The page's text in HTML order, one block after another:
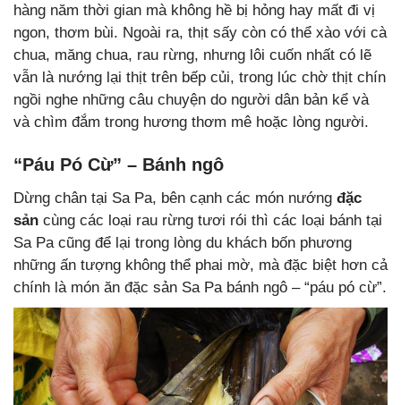
hàng năm thời gian mà không hề bị hỏng hay mất đi vị
ngon, thơm bùi. Ngoài ra, thịt sấy còn có thể xào với cà
chua, măng chua, rau rừng, nhưng lôi cuốn nhất có lẽ
vẫn là nướng lại thịt trên bếp củi, trong lúc chờ thịt chín
ngồi nghe những câu chuyện do người dân bản kể và
và chìm đắm trong hương thơm mê hoặc lòng người.
“Páu Pó Cừ” – Bánh ngô
Dừng chân tại Sa Pa, bên cạnh các món nướng đặc
sản cùng các loại rau rừng tươi rói thì các loại bánh tại
Sa Pa cũng để lại trong lòng du khách bốn phương
những ấn tượng không thể phai mờ, mà đặc biệt hơn cả
chính là món ăn đặc sản Sa Pa bánh ngô – “páu pó cừ”.